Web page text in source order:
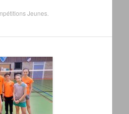
Jeunes.